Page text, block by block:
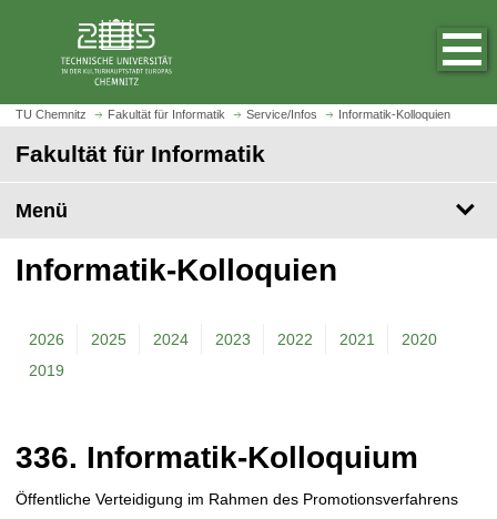
z
m
t
e
i
t
u
f
TU Chemnitz Fakultät für Informatik Service/Infos Informatik-Kolloquien
Fakultät für Informatik
Menü
Informatik-Kolloquien
2026 2025 2024 2023 2022 2021
2020
2019
336. Informatik-Kolloquium
Öffentliche Verteidigung im Rahmen des Promotionsverfahrens